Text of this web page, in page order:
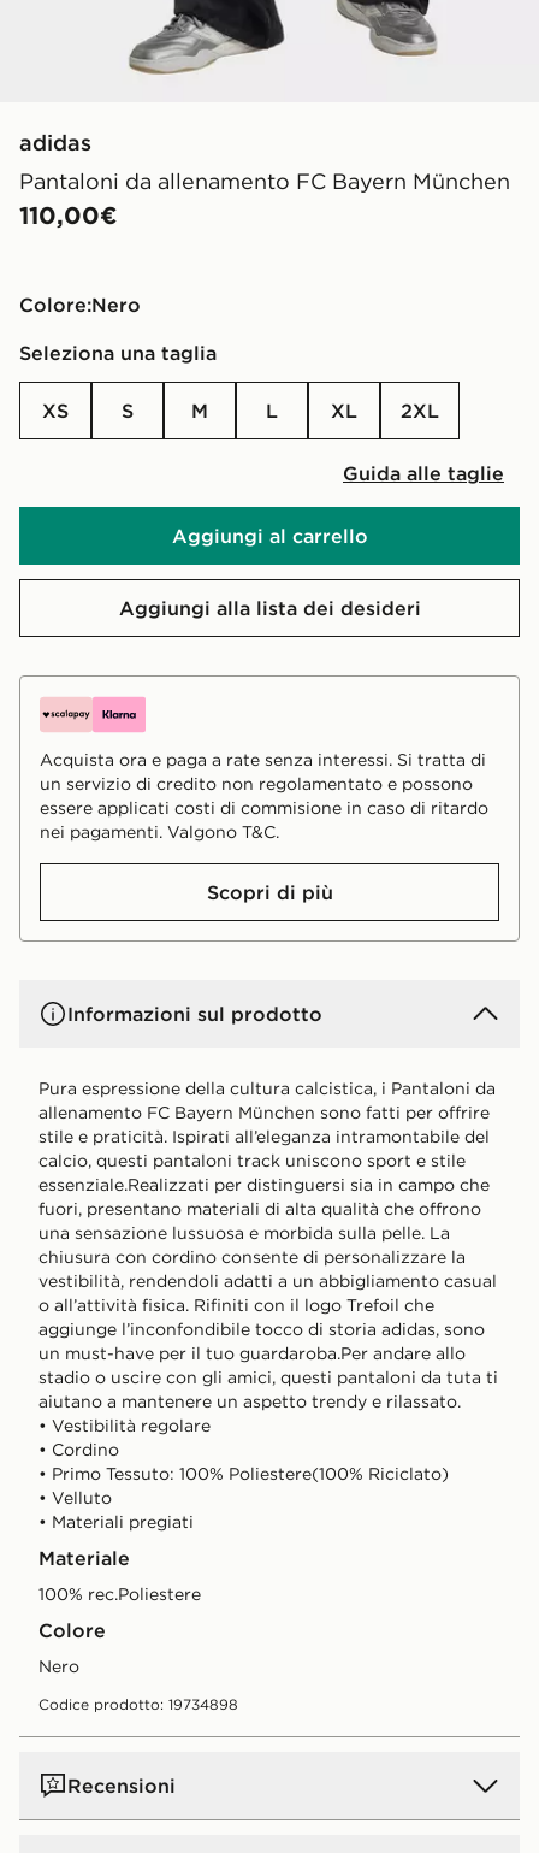
adidas
Pantaloni da allenamento FC Bayern München
110,00€
Colore:
nero
Seleziona una taglia
XS S M L XL 2XL
Guida alle taglie
Aggiungi al carrello
Aggiungi alla lista dei desideri
Acquista ora e paga a rate senza interessi. Si tratta di
un servizio di credito non regolamentato e possono
essere applicati costi di commisione in caso di ritardo
nei pagamenti. Valgono T&C.
Scopri di più
Informazioni sul prodotto
Pura espressione della cultura calcistica, i Pantaloni da
allenamento FC Bayern München sono fatti per offrire
stile e praticità. Ispirati all’eleganza intramontabile del
calcio, questi pantaloni track uniscono sport e stile
essenziale.Realizzati per distinguersi sia in campo che
fuori, presentano materiali di alta qualità che offrono
una sensazione lussuosa e morbida sulla pelle. La
chiusura con cordino consente di personalizzare la
vestibilità, rendendoli adatti a un abbigliamento casual
o all’attività fisica. Rifiniti con il logo Trefoil che
aggiunge l’inconfondibile tocco di storia adidas, sono
un must-have per il tuo guardaroba.Per andare allo
stadio o uscire con gli amici, questi pantaloni da tuta ti
aiutano a mantenere un aspetto trendy e rilassato.
• Vestibilità regolare
• Cordino
• Primo Tessuto: 100% Poliestere(100% Riciclato)
• Velluto
• Materiali pregiati
Materiale
100% rec.Poliestere
Colore
nero
Codice prodotto: 19734898
Recensioni